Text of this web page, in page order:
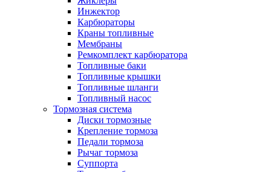
Инжектор
Карбюраторы
Краны топливные
Мембраны
Ремкомплект карбюратора
Топливные баки
Топливные крышки
Топливные шланги
Топливный насос
Тормозная система
Диски тормозные
Крепление тормоза
Педали тормоза
Рычаг тормоза
Суппорта